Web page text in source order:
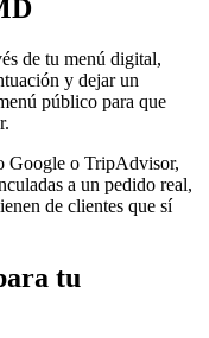
de tu menú digital,
y dejar un
público para que
Google o TripAdvisor,
a un pedido real,
de clientes que sí
tu